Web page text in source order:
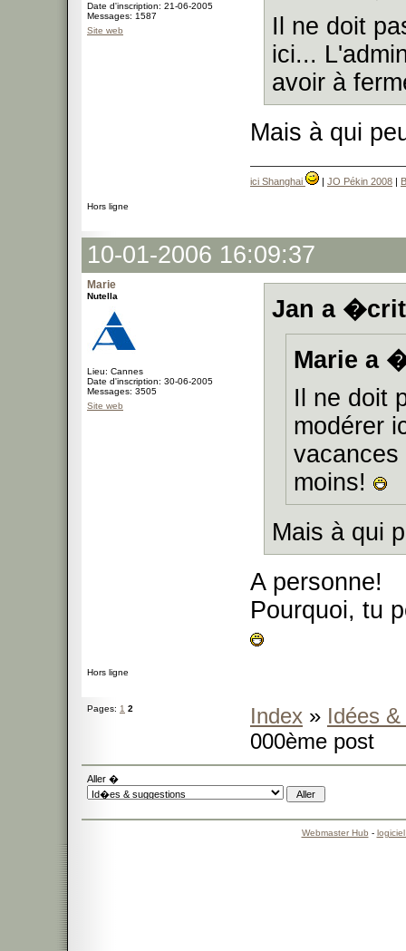
Date d'inscription: 21-06-2005
Messages: 1587
Site web
Il ne doit
ici...
avoir à
Mais à qui
ici Shanghai | JO Pékin 2008 |
Hors ligne
10-01-2006 16:09:37
Marie
Nutella
Lieu: Cannes
Date d'inscription: 30-06-2005
Messages: 3505
Site web
Jan a
Marie a
Il ne doit
modérer
vacances
moins!
Mais à qui
A personne!
Pourquoi, tu
Hors ligne
Pages: 1 2 Index » Idées
000ème post
Aller �
Webmaster Hub -